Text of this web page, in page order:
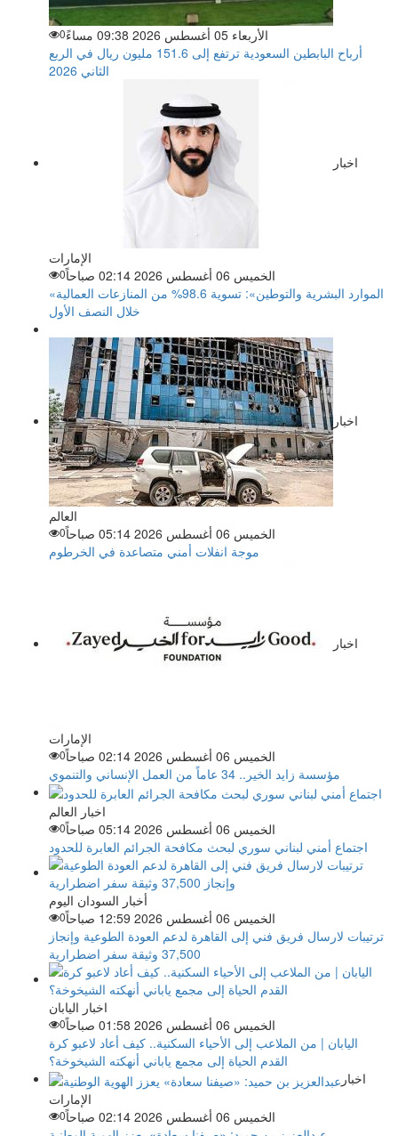
الأربعاء 05 أغسطس 2026 09:38 مساءً 0
أرباح البابطين السعودية ترتفع إلى 151.6 مليون ريال في الربع
الثاني 2026
اخبار
الإمارات
الخميس 06 أغسطس 2026 02:14 صباحاً
0
«الموارد البشرية والتوطين»: تسوية 98.6% من المنازعات العمالية
خلال النصف الأول
اخبار
العالم
الخميس 06 أغسطس 2026 05:14 صباحاً
0
موجة انفلات أمني متصاعدة في الخرطوم
اخبار
الإمارات
الخميس 06 أغسطس 2026 02:14 صباحاً
0
مؤسسة زايد الخير.. 34 عاماً من العمل الإنساني والتنموي
اخبار العالم
الخميس 06 أغسطس 2026 05:14 صباحاً
0
اجتماع أمني لبناني سوري لبحث مكافحة الجرائم العابرة للحدود
أخبار السودان اليوم
الخميس 06 أغسطس 2026 12:59 صباحاً
0
ترتيبات لارسال فريق فني إلى القاهرة لدعم العودة الطوعية وإنجاز
37,500 وثيقة سفر اضطرارية
اخبار اليابان
الخميس 06 أغسطس 2026 01:58 صباحاً
0
اليابان | من الملاعب إلى الأحياء السكنية.. كيف أعاد لاعبو كرة
القدم الحياة إلى مجمع ياباني أنهكته الشيخوخة؟
اخبار
الإمارات
الخميس 06 أغسطس 2026 02:14 صباحاً
0